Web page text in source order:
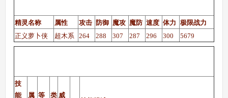
精灵名称 属性 攻击 防御 魔攻 魔防 速度 体力 极限战力
正义萝卜侠
超木系 264 288 307 287 296 300 5679
技
能
属 等
类 威